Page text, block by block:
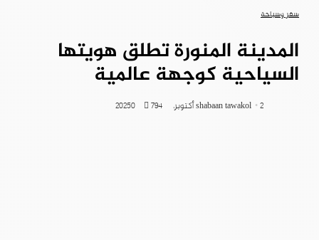
سفر وسياحة
المدينة المنورة تطلق هويتها
السياحية كوجهة عالمية
shabaan tawakol 2 أكتوبر، 2025 0 794